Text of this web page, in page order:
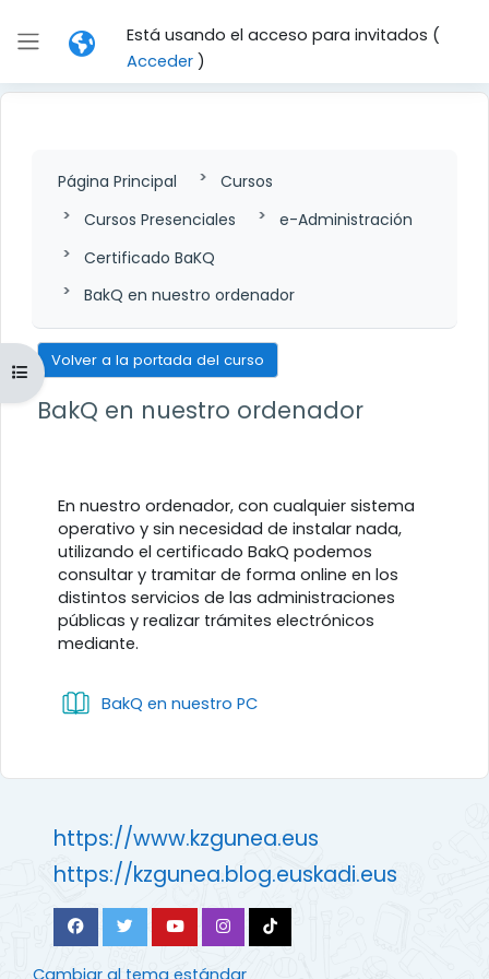
Panel lateral
Está usando el acceso para invitados (
Acceder)
Abrir índice del curso
Página Principal
Cursos
Cursos Presenciales
e-Administración
Certificado BaKQ
BakQ en nuestro ordenador
Volver a la portada del curso
BakQ en nuestro ordenador
En nuestro ordenador, con cualquier sistema
operativo y sin necesidad de instalar nada,
utilizando el certificado BakQ podemos
consultar y tramitar de forma online en los
distintos servicios de las administraciones
públicas y realizar trámites electrónicos
mediante.
BakQ en nuestro PCLibro
https://www.kzgunea.eus
https://kzgunea.blog.euskadi.eus
Cambiar al tema estándar